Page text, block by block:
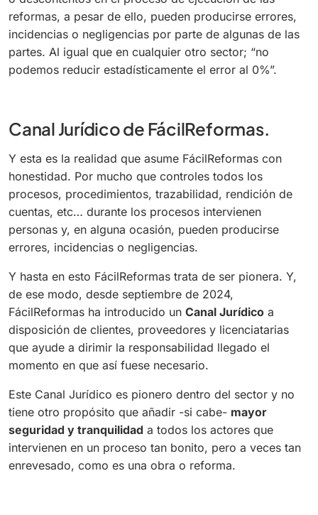
reformas, a pesar de ello, pueden producirse errores,
incidencias o negligencias por parte de algunas de las
partes. Al igual que en cualquier otro sector; “no
podemos reducir estadísticamente el error al 0%”.
Canal Jurídico de FácilReformas.
Y esta es la realidad que asume FácilReformas con
honestidad. Por mucho que controles todos los
procesos, procedimientos, trazabilidad, rendición de
cuentas, etc… durante los procesos intervienen
personas y, en alguna ocasión, pueden producirse
errores, incidencias o negligencias.
Y hasta en esto FácilReformas trata de ser pionera. Y,
de ese modo, desde septiembre de 2024,
FácilReformas ha introducido un Canal Jurídico a
disposición de clientes, proveedores y licenciatarias
que ayude a dirimir la responsabilidad llegado el
momento en que así fuese necesario.
Este Canal Jurídico es pionero dentro del sector y no
tiene otro propósito que añadir -si cabe- mayor
seguridad y tranquilidad a todos los actores que
intervienen en un proceso tan bonito, pero a veces tan
enrevesado, como es una obra o reforma.